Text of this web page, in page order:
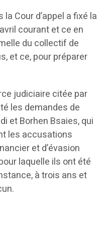
Cour d’appel a fixé la
courant et ce en
du collectif de
et ce, pour préparer
judiciaire citée par
les demandes de
et Borhen Bsaies, qui
les accusations
et d’évasion
laquelle ils ont été
à trois ans et